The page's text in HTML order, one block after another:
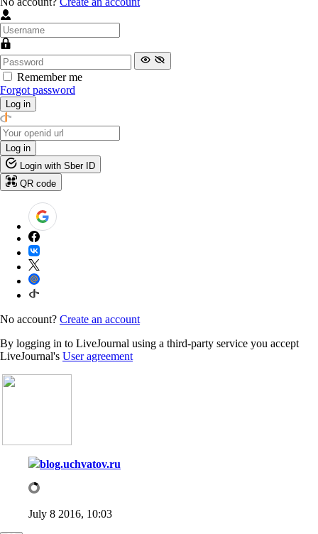
Remember me
Forgot password
Log in
Log in
Login with Sber ID
QR code
No account? Create an account
By logging in to LiveJournal using a third-party service you accept
LiveJournal's User agreement
blog.uchvatov.ru
July 8 2016, 10:03